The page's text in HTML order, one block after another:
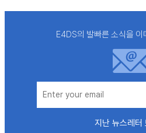
E4DS의 발빠른 소식을 이
지난 뉴스레터